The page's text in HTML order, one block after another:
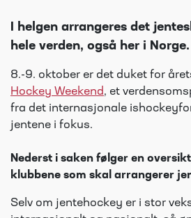
I helgen arrangeres det
hele verden, også her i Norge.
8.-9. oktober er det duket for
Hockey Weekend, et
fra det internasjonale
jentene i fokus.
Nederst i saken følger en
klubbene som skal arrangerer
Selv om jentehockey er i stor